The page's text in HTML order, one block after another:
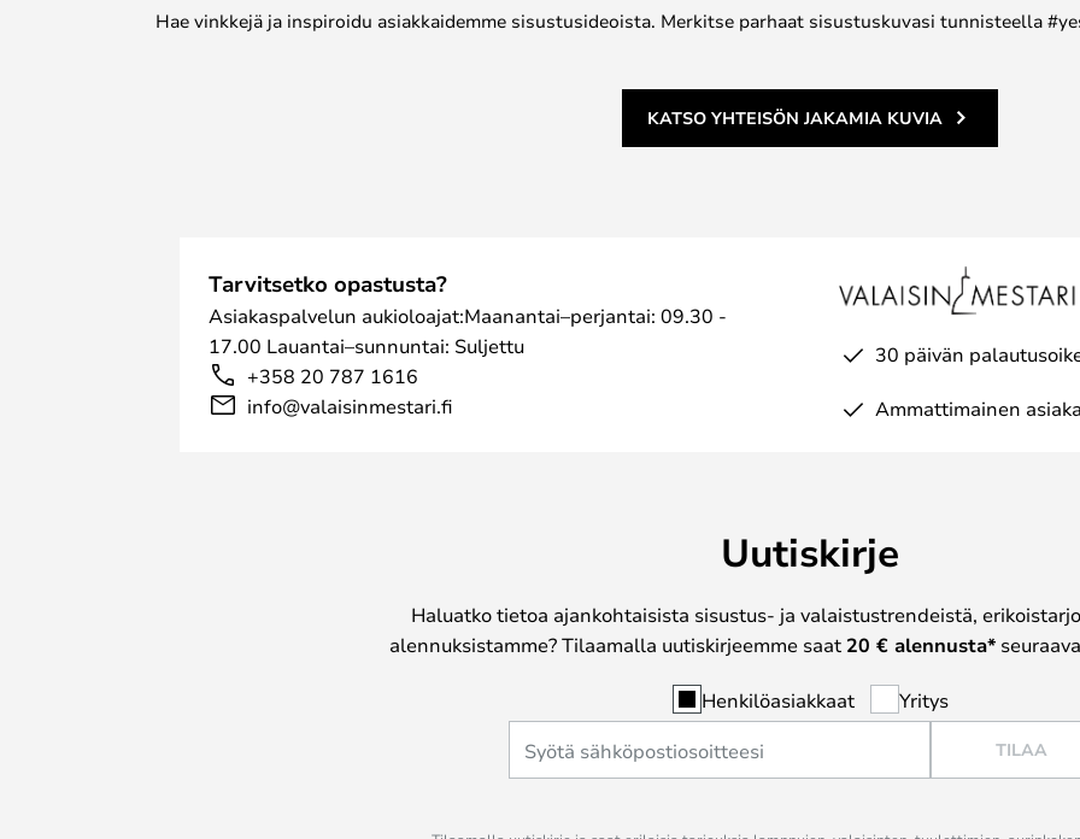
Hae vinkkejä ja inspiroidu asiakkaidemme sisustusideoista. Merkitse parhaat sisustuskuvasi tunnisteella
KATSO YHTEISÖN JAKAMIA KUVIA
Tarvitsetko opastusta?
Asiakaspalvelun aukioloajat:Maanantai–perjantai: 09.30 -
17.00 Lauantai–sunnuntai: Suljettu
+358 20 787 1616
info@valaisinmestari.fi
30 päivän
Ammattimainen
Uutiskirje
Haluatko tietoa ajankohtaisista sisustus- ja valaistustrendeistä,
alennuksistamme? Tilaamalla uutiskirjeemme saat 20 € alennusta*
Henkilöasiakkaat Yritys
TILAA